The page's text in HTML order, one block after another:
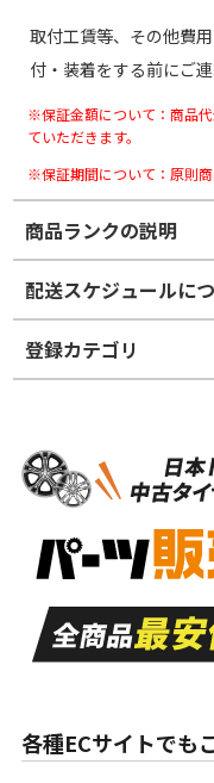
取付工賃等、その他費
付・装着をする前にご
※保証金額について：商品
ていただきます。
※保証期間について：原則商
商品ランクの説明
※商品ランクは出品者の
かじ
ホイールランク
S
品）
A
走行距離も少
目立つ傷もほ
ない中古品
な中古品
配送スケジュールに
登録カテゴリ
スタッドレスタイヤホイ
各種ECサイトでも